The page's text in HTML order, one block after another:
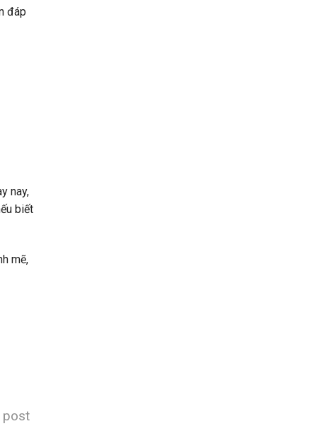
đáp
nay,
biết
mẽ,
post